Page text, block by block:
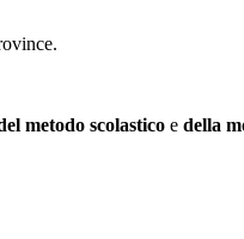
metodo scolastico e della